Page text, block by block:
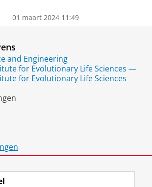
01 maart 2024 11:49
and Engineering
for Evolutionary Life Sciences —
for Evolutionary Life Sciences